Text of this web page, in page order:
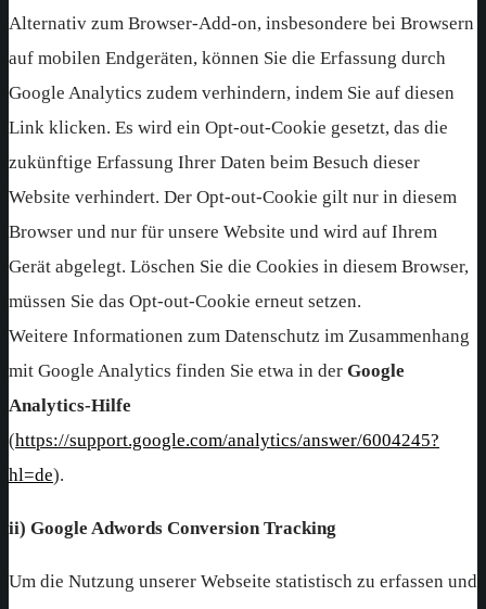
Alternativ zum Browser-Add-on, insbesondere bei Browsern
auf mobilen Endgeräten, können Sie die Erfassung durch
Google Analytics zudem verhindern, indem Sie auf diesen
Link klicken. Es wird ein Opt-out-Cookie gesetzt, das die
zukünftige Erfassung Ihrer Daten beim Besuch dieser
Website verhindert. Der Opt-out-Cookie gilt nur in diesem
Browser und nur für unsere Website und wird auf Ihrem
Gerät abgelegt. Löschen Sie die Cookies in diesem Browser,
müssen Sie das Opt-out-Cookie erneut setzen.
Weitere Informationen zum Datenschutz im Zusammenhang
mit Google Analytics finden Sie etwa in der Google
Analytics-Hilfe
(https://support.google.com/analytics/answer/6004245?
hl=de).
ii) Google Adwords Conversion Tracking
Um die Nutzung unserer Webseite statistisch zu erfassen und